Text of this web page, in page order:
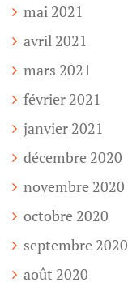
mai 2021
avril 2021
mars 2021
février 2021
janvier 2021
décembre 2020
novembre 2020
octobre 2020
septembre 2020
août 2020